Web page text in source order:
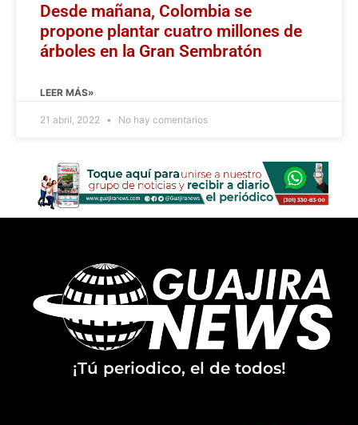
Desde mañana, Colombia se
propone plantar cuatro millones de
árboles en la Gran Sembratón
LEER MÁS»
21 abril, 2022 No hay comentarios
¡Tú periodico, el de todos!